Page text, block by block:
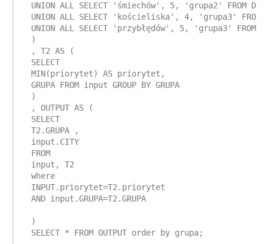
UNION ALL SELECT 'śmiechów', 5, 'grupa2' FROM
UNION ALL SELECT 'kościeliska', 4, 'grupa3' FROM
UNION ALL SELECT 'przybłędów', 5, 'grupa3' FROM
)
, T2 AS (
SELECT
MIN(priorytet) AS priorytet,
GRUPA FROM input GROUP BY GRUPA
)
, OUTPUT AS (
SELECT
T2.GRUPA ,
input.CITY
FROM
input, T2
where
INPUT.priorytet=T2.priorytet
AND input.GRUPA=T2.GRUPA
)
SELECT * FROM OUTPUT order by grupa;